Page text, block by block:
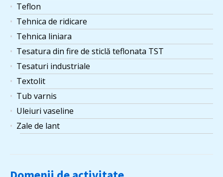
Teflon
Tehnica de ridicare
Tehnica liniara
Tesatura din fire de sticlă teflonata TST
Tesaturi industriale
Textolit
Tub varnis
Uleiuri vaseline
Zale de lant